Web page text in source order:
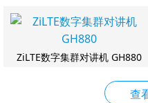
ZiLTE数字集群对讲机 GH880
查